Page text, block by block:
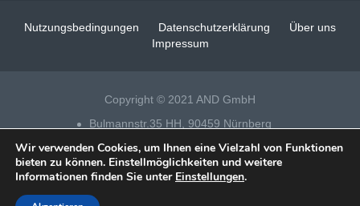
Nutzungsbedingungen Datenschutzerklärung
Über uns
Impressum
Copyright © 2021 AND GmbH
Bulmannstr.35 HH, 90459 Nürnberg
Tel 0911 – 14 88 69 25
Datenschutz| Impressum |Fensterputzer Nürnberg
Wir verwenden Cookies, um Ihnen eine Vielzahl von Funktionen
bieten zu können. Einstellmöglichkeiten und weitere
Informationen finden Sie unter Einstellungen.